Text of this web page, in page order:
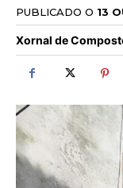
PUBLICADO O 13
Xornal de